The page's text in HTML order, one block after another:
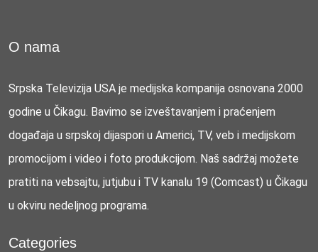
O nama
Srpska Televizija USA je medijska kompanija osnovana 2000
godine u Čikagu. Bavimo se izveštavanjem i praćenjem
događaja u srpskoj dijaspori u Americi, TV, veb i medijskom
promocijom i video i foto produkcijom. Naš sadržaj možete
pratiti na vebsajtu, jutjubu i TV kanalu 19 (Comcast) u Čikagu
u okviru nedeljnog programa.
Categories